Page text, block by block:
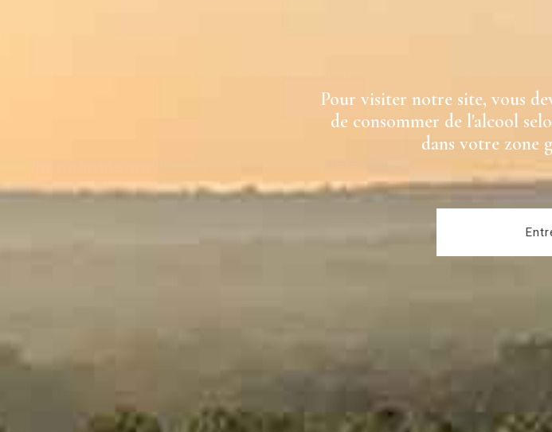
Pour visiter notre site, vous
de consommer de l'alcool
dans votre zone